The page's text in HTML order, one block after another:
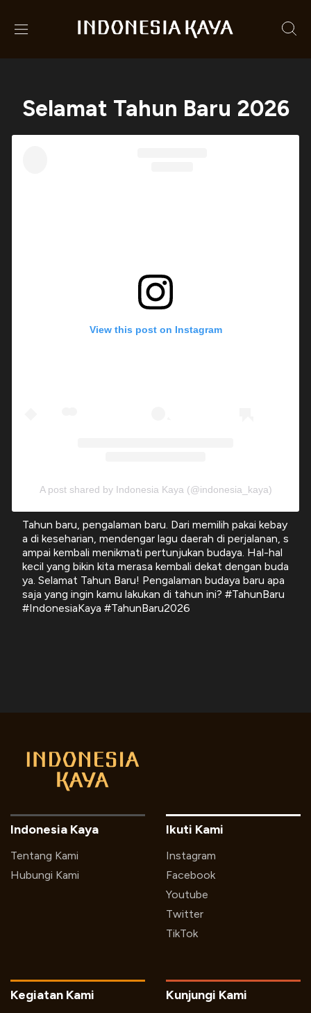
Selamat Tahun Baru 2026
View this post on Instagram
A post shared by Indonesia Kaya (@indonesia_kaya)
Tahun baru, pengalaman baru. Dari memilih pakai kebay
a di keseharian, mendengar lagu daerah di perjalanan, s
ampai kembali menikmati pertunjukan budaya. Hal-hal
kecil yang bikin kita merasa kembali dekat dengan buda
ya. Selamat Tahun Baru! Pengalaman budaya baru apa
saja yang ingin kamu lakukan di tahun ini? #TahunBaru
#IndonesiaKaya #TahunBaru2026
Indonesia Kaya
Tentang Kami
Hubungi Kami
Ikuti Kami
Instagram
Facebook
Youtube
Twitter
TikTok
Kegiatan Kami Kunjungi Kami